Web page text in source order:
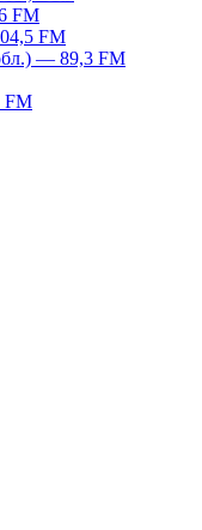
FM
FM
— 89,3 FM
FM